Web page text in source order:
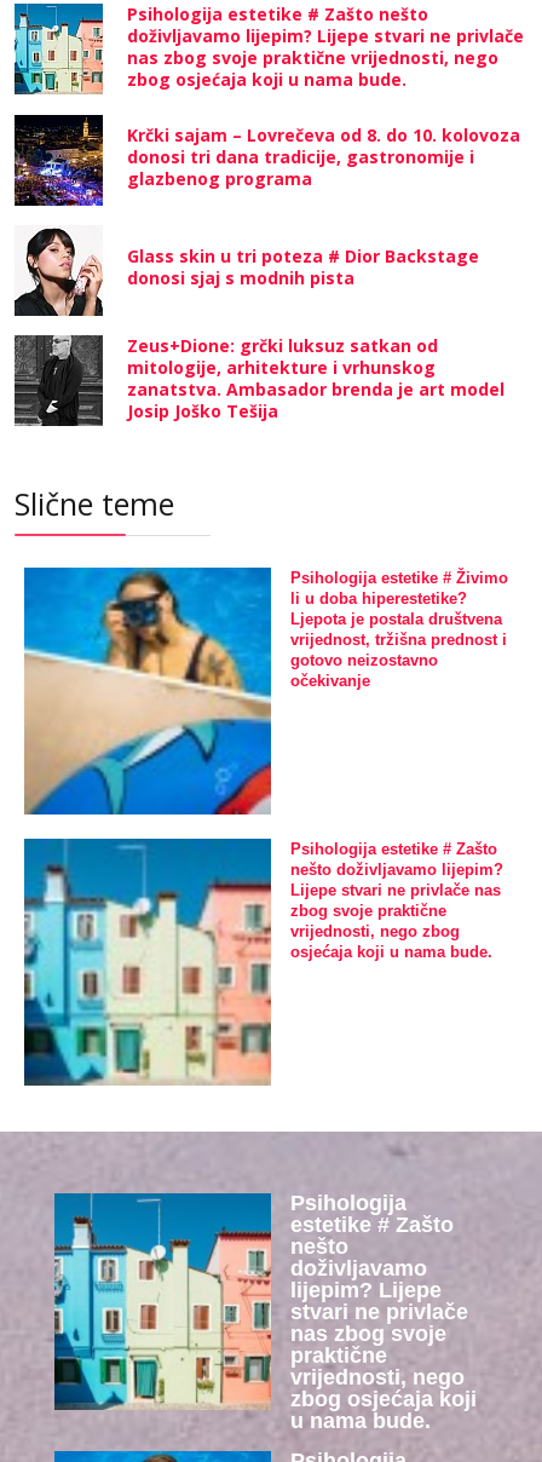
Psihologija estetike # Zašto nešto
doživljavamo lijepim? Lijepe stvari ne privlače
nas zbog svoje praktične vrijednosti, nego
zbog osjećaja koji u nama bude.
Krčki sajam – Lovrečeva od 8. do 10. kolovoza
donosi tri dana tradicije, gastronomije i
glazbenog programa
Glass skin u tri poteza # Dior Backstage
donosi sjaj s modnih pista
Zeus+Dione: grčki luksuz satkan od
mitologije, arhitekture i vrhunskog
zanatstva. Ambasador brenda je art model
Josip Joško Tešija
Slične teme
Psihologija estetike # Živimo
li u doba hiperestetike?
Ljepota je postala društvena
vrijednost, tržišna prednost i
gotovo neizostavno
očekivanje
Psihologija estetike # Zašto
nešto doživljavamo lijepim?
Lijepe stvari ne privlače nas
zbog svoje praktične
vrijednosti, nego zbog
osjećaja koji u nama bude.
Psihologija
estetike # Zašto
nešto
doživljavamo
lijepim? Lijepe
stvari ne privlače
nas zbog svoje
praktične
vrijednosti, nego
zbog osjećaja koji
u nama bude.